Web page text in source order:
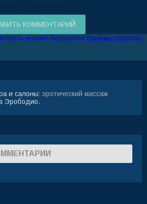
КОММЕНТАРИЙ
и салоны: эротический массаж
Эрободио.